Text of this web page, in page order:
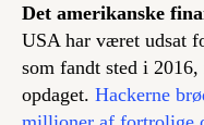
Det amerikanske
USA har været udsat
som fandt sted i
opdaget. Hackerne